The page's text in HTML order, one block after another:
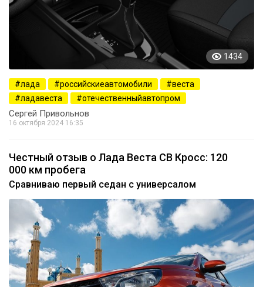
1434
лада российскиеавтомобили
веста
ладавеста
отечественныйавтопром
Сергей Привольнов
16 октября 2024 16:35
Честный отзыв о Лада Веста СВ Кросс: 120
000 км пробега
Сравниваю первый седан с универсалом